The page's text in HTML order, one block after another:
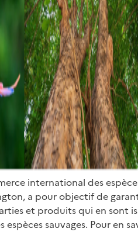
international des
a pour objectif de
et produits qui en sont
sauvages. Pour en